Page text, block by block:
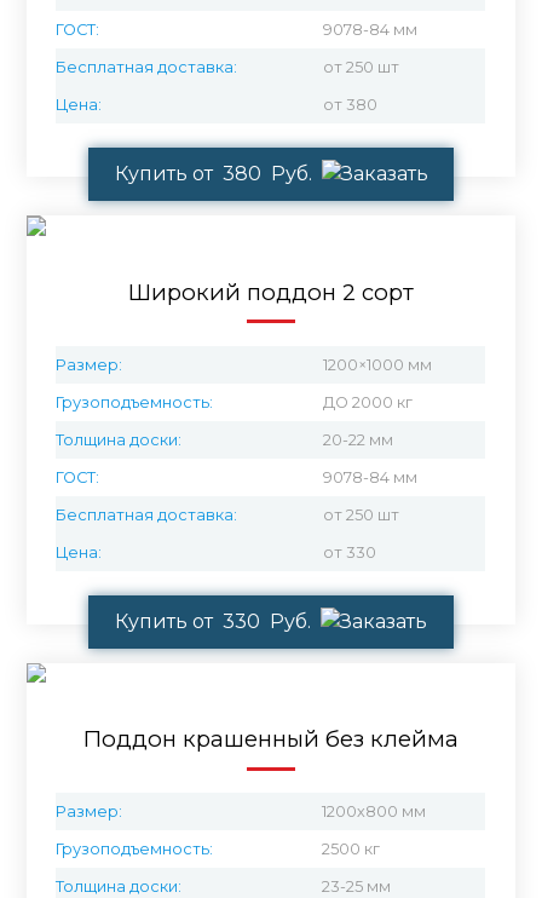
ГОСТ: 9078-84 мм
Бесплатная доставка: от 250 шт
Цена: от 380
Купить от 380 Руб.
Широкий поддон 2 сорт
Размер: 1200×1000 мм
Грузоподъемность: ДО 2000 кг
Толщина доски: 20-22 мм
ГОСТ: 9078-84 мм
Бесплатная доставка: от 250 шт
Цена: от 330
Купить от 330 Руб.
Поддон крашенный без клейма
Размер: 1200х800 мм
Грузоподъемность: 2500 кг
Толщина доски: 23-25 мм